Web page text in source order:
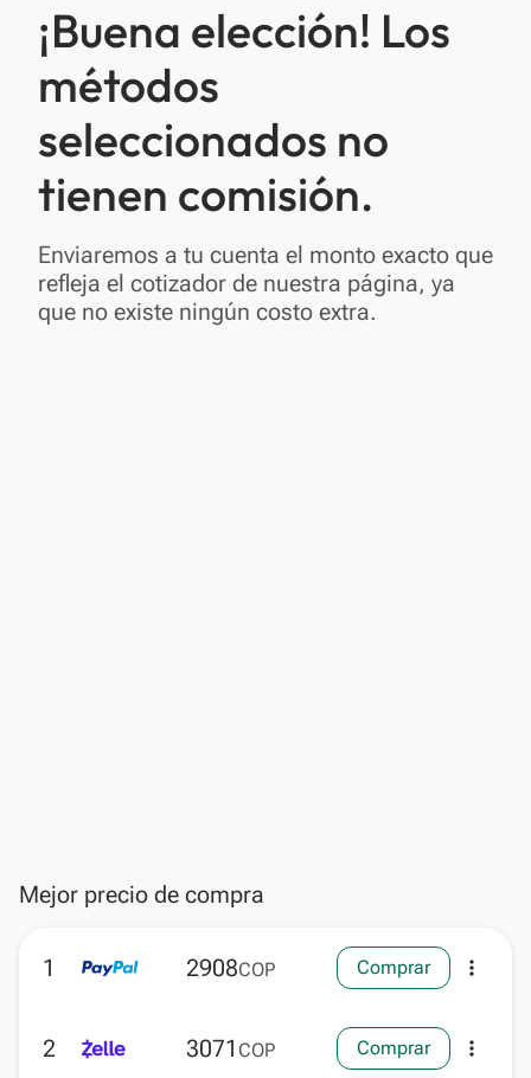
¡Buena elección! Los
métodos
seleccionados no
tienen comisión.
Enviaremos a tu cuenta el monto exacto que
refleja el cotizador de nuestra página, ya
que no existe ningún costo extra.
Mejor precio de compra
1 2908COP Comprar more_vert
2 3071 COP Comprar more_vert